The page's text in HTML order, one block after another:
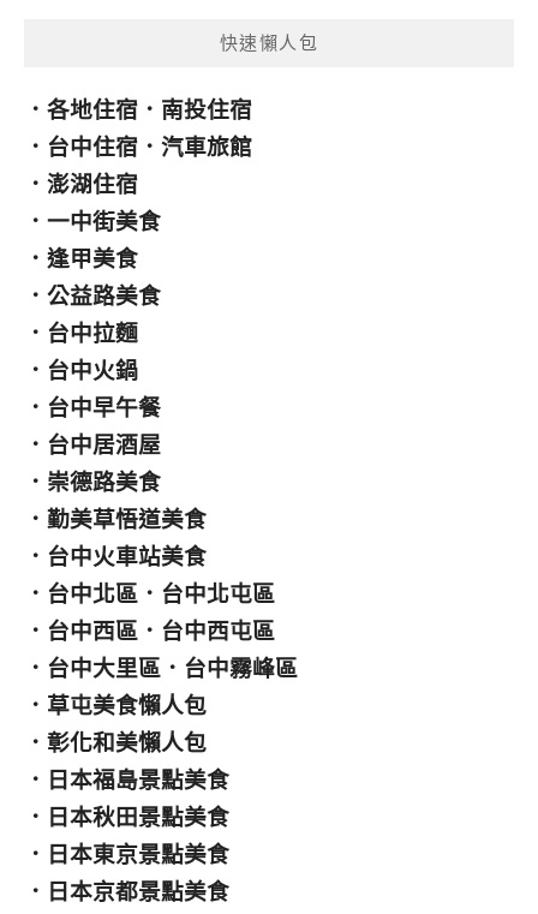
快速懶人包
． 各地住宿 ． 南投住宿
． 台中住宿 ． 汽車旅館
． 澎湖住宿
． 一中街美食
． 逢甲美食
． 公益路美食
． 台中拉麵
． 台中火鍋
． 台中早午餐
． 台中居酒屋
． 崇德路美食
． 勤美草悟道美食
． 台中火車站美食
． 台中北區 ． 台中北屯區
． 台中西區 ． 台中西屯區
． 台中大里區 ． 台中霧峰區
． 草屯美食懶人包
． 彰化和美懶人包
． 日本福島景點美食
． 日本秋田景點美食
． 日本東京景點美食
． 日本京都景點美食